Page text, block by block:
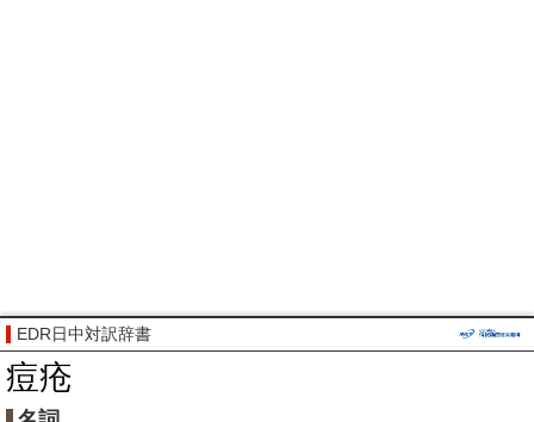
EDR日中対訳辞書
痘疮